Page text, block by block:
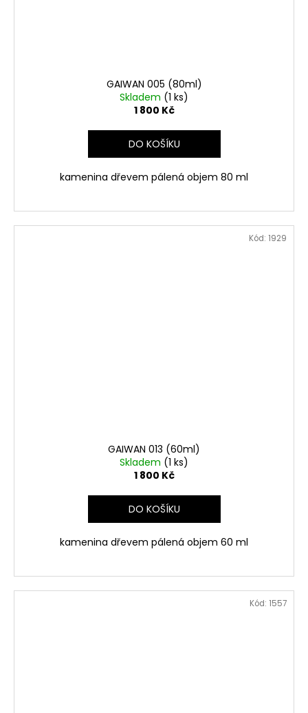
GAIWAN 005 (80ml)
Skladem (1 ks)
1 800 Kč
DO KOŠÍKU
kamenina dřevem pálená objem 80 ml
GAIWAN 013 (60ml)
Skladem (1 ks)
1 800 Kč
DO KOŠÍKU
kamenina dřevem pálená objem 60 ml
Kód: 1929
Kód: 1557